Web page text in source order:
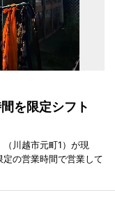
間を限定シフト
川越市元町1）が現
の営業時間で営業して